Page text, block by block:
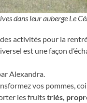
dans leur auberge Le
activités pour la
est une façon
Alexandra.
vos pommes,
les fruitstriés,